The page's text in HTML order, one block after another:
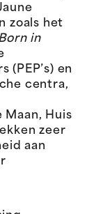
zoals het
in
en
centra,
Huis
zeer
aan